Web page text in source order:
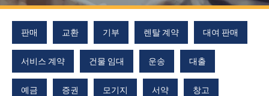
판매 교환 기부 렌탈 계약 대여 판매
서비스 계약 건물 임대 운송 대출
예금 증권 모기지 서약 창고